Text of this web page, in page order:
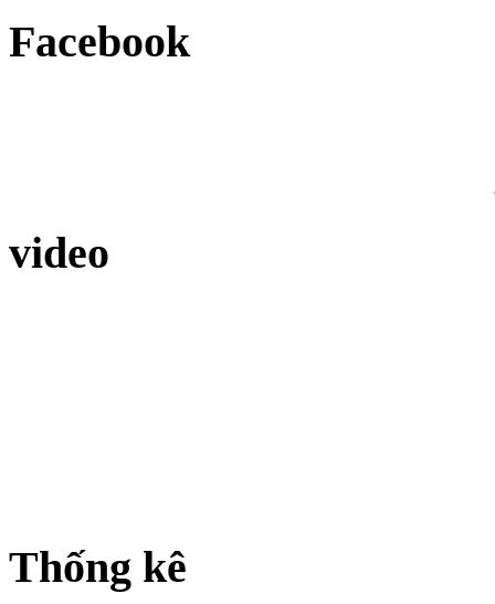
Facebook
video
Thống kê